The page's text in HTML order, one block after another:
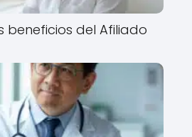
beneficios del Afiliado